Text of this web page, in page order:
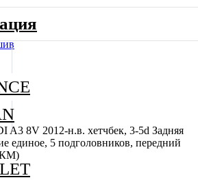
A3 8V 2012-н.в. хетчбек, 3-5d Задняя
единое, 5 подголовников, передний